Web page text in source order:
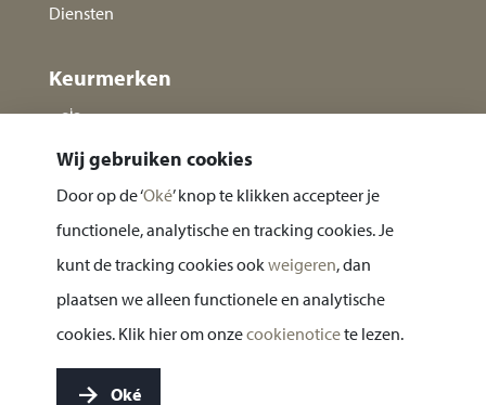
Diensten
Keurmerken
Privacy statement
Wij gebruiken cookies
Door op de ‘Oké’ knop te klikken accepteer je
functionele, analytische en tracking cookies. Je
kunt de tracking cookies ookweigeren, dan
plaatsen we alleen functionele en analytische
cookies. Klik hier om onzecookienoticete lezen.
Oké